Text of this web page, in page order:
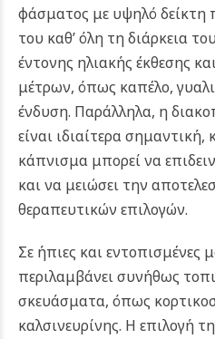
φάσματος με υψηλό δείκτη
του καθ’ όλη τη διάρκεια
έντονης ηλιακής έκθεσης
μέτρων, όπως καπέλο,
ένδυση. Παράλληλα, η
είναι ιδιαίτερα σημαντική,
κάπνισμα μπορεί να
και να μειώσει την
θεραπευτικών επιλογών.
Σε ήπιες και εντοπισμένες
περιλαμβάνει συνήθως
σκευάσματα, όπως
καλσινευρίνης. Η επιλογή